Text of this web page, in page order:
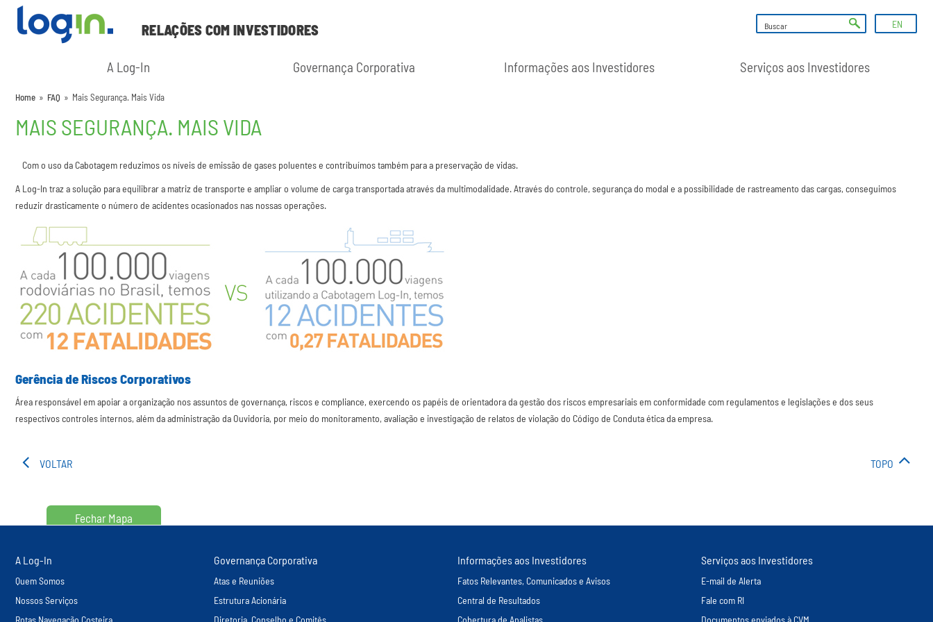
RELAÇÕES COM INVESTIDORES EN
A Log-In Governança Corporativa Informações aos Investidores Serviços aos Investidores
Home » FAQ » Mais Segurança. Mais Vida
MAIS SEGURANÇA. MAIS VIDA
Com o uso da Cabotagem reduzimos os níveis de emissão de gases poluentes e contribuímos também para a preservação de vidas.
A Log-In traz a solução para equilibrar a matriz de transporte e ampliar o volume de carga transportada através da multimodalidade. Através do controle, segurança do modal e a possibilidade de rastreamento das cargas, conseguimos
reduzir drasticamente o número de acidentes ocasionados nas nossas operações.
Gerência de Riscos Corporativos
Área responsável em apoiar a organização nos assuntos de governança, riscos e compliance, exercendo os papéis de orientadora da gestão dos riscos empresariais em conformidade com regulamentos e legislações e dos seus
respectivos controles internos, além da administração da Ouvidoria, por meio do monitoramento, avaliação e investigação de relatos de violação do Código de Conduta ética da empresa.
VOLTAR TOPO
Fechar Mapa
A Log-In
Quem Somos
Nossos Serviços
Rotas Navegação Costeira
Governança Corporativa
Atas e Reuniões
Estrutura Acionária
Diretoria, Conselho e Comitês
Informações aos Investidores
Fatos Relevantes, Comunicados e Avisos
Central de Resultados
Cobertura de Analistas
Serviços aos Investidores
E-mail de Alerta
Fale com RI
Documentos enviados à CVM